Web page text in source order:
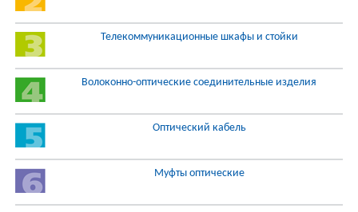
Телекоммуникационные шкафы и стойки
Волоконно-оптические соединительные изделия
Оптический кабель
Муфты оптические